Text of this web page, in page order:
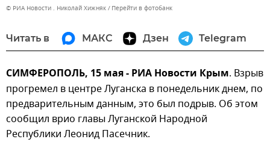
© РИА Новости . Николай Хижняк Перейти в фотобанк
Читать в МАКС Дзен Telegram
СИМФЕРОПОЛЬ, 15 мая - РИА Новости Крым. Взрыв
прогремел в центре Луганска в понедельник днем, по
предварительным данным, это был подрыв. Об этом
сообщил врио главы Луганской Народной
Республики Леонид Пасечник.